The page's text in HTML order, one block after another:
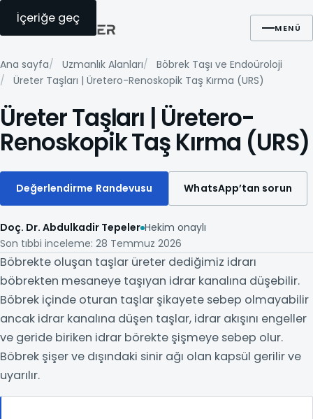
İçeriğe geç
MENÜ
Ana sayfa Uzmanlık Alanları
Böbrek Taşı ve Endoüroloji
Üreter Taşları | Üretero-Renoskopik Taş Kırma (URS)
Üreter Taşları | Üretero-
Renoskopik Taş Kırma (URS)
Değerlendirme Randevusu WhatsApp’tan sorun
Doç. Dr. Abdulkadir Tepeler Hekim onaylı
Son tıbbi inceleme: 28 Temmuz 2026
Böbrekte oluşan taşlar üreter dediğimiz idrarı
böbrekten mesaneye taşıyan idrar kanalına düşebilir.
Böbrek içinde oturan taşlar şikayete sebep olmayabilir
ancak idrar kanalına düşen taşlar, idrar akışını engeller
ve geride biriken idrar börekte şişmeye sebep olur.
Böbrek şişer ve dışındaki sinir ağı olan kapsül gerilir ve
uyarılır.
Ara WhatsApp Randevu